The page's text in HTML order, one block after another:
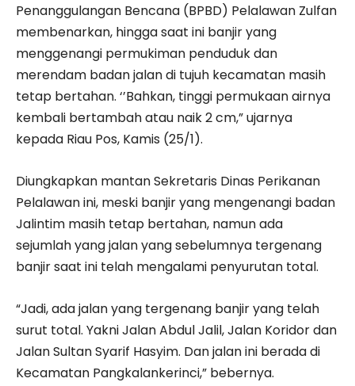
Penanggulangan Bencana (BPBD) Pelalawan Zulfan
membenarkan, hingga saat ini banjir yang
menggenangi permukiman penduduk dan
merendam badan jalan di tujuh kecamatan masih
tetap bertahan. ‘’Bahkan, tinggi permukaan airnya
kembali bertambah atau naik 2 cm,” ujarnya
kepada Riau Pos, Kamis (25/1).
Diungkapkan mantan Sekretaris Dinas Perikanan
Pelalawan ini, meski banjir yang mengenangi badan
Jalintim masih tetap bertahan, namun ada
sejumlah yang jalan yang sebelumnya tergenang
banjir saat ini telah mengalami penyurutan total.
“Jadi, ada jalan yang tergenang banjir yang telah
surut total. Yakni Jalan Abdul Jalil, Jalan Koridor dan
Jalan Sultan Syarif Hasyim. Dan jalan ini berada di
Kecamatan Pangkalankerinci,” bebernya.